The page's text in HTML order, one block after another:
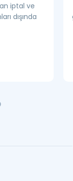
iptal ve
dışında